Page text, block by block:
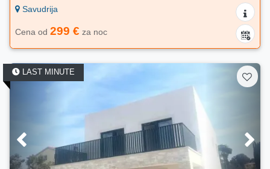
Savudrija
Cena od 299 € za noc
LAST MINUTE